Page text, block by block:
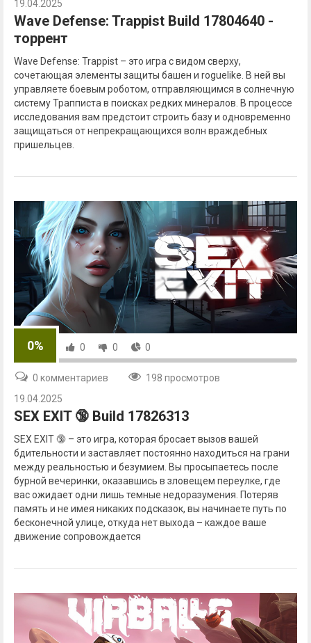
19.04.2025
Wave Defense: Trappist Build 17804640 -
торрент
Wave Defense: Trappist – это игра с видом сверху,
сочетающая элементы защиты башен и roguelike. В ней вы
управляете боевым роботом, отправляющимся в солнечную
систему Трапписта в поисках редких минералов. В процессе
исследования вам предстоит строить базу и одновременно
защищаться от непрекращающихся волн враждебных
пришельцев.
0% 0 0 0
0 комментариев
198 просмотров
19.04.2025
SEX EXIT 🔞 Build 17826313
SEX EXIT 🔞 – это игра, которая бросает вызов вашей
бдительности и заставляет постоянно находиться на грани
между реальностью и безумием. Вы просыпаетесь после
бурной вечеринки, оказавшись в зловещем переулке, где
вас ожидает одни лишь темные недоразумения. Потеряв
память и не имея никаких подсказок, вы начинаете путь по
бесконечной улице, откуда нет выхода – каждое ваше
движение сопровождается